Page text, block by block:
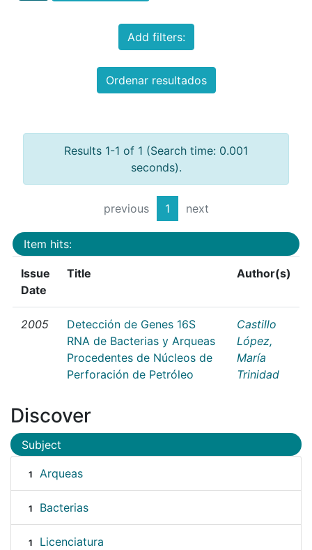
Add filters:
Ordenar resultados
Results 1-1 of 1 (Search time: 0.001
seconds).
previous 1 next
Item hits:
Issue
Date
Title Author(s)
2005
Detección de Genes 16S
RNA de Bacterias y Arqueas
Procedentes de Núcleos de
Perforación de Petróleo
Castillo
López,
María
Trinidad
Discover
Subject
1 Arqueas
1 Bacterias
1 Licenciatura